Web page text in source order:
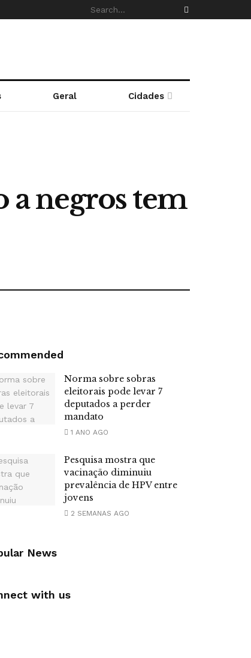
Geral Cidades
a negros tem
Norma sobre sobras
eleitorais pode levar 7
deputados a perder
mandato
1 ANO AGO
Pesquisa mostra que
vacinação diminuiu
prevalência de HPV entre
jovens
2 SEMANAS AGO
News
with us